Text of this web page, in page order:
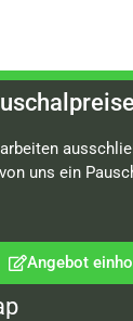
uns ein
Angebot